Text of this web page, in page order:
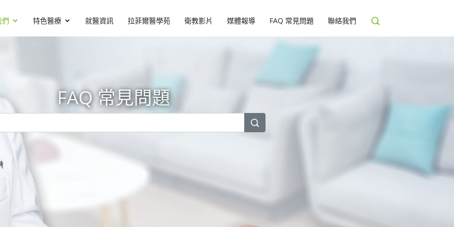
們 特色醫療 就醫資訊 拉菲爾醫學苑 衛教影片 媒體報導 FAQ 常見問題 聯絡我們
FAQ 常見問題